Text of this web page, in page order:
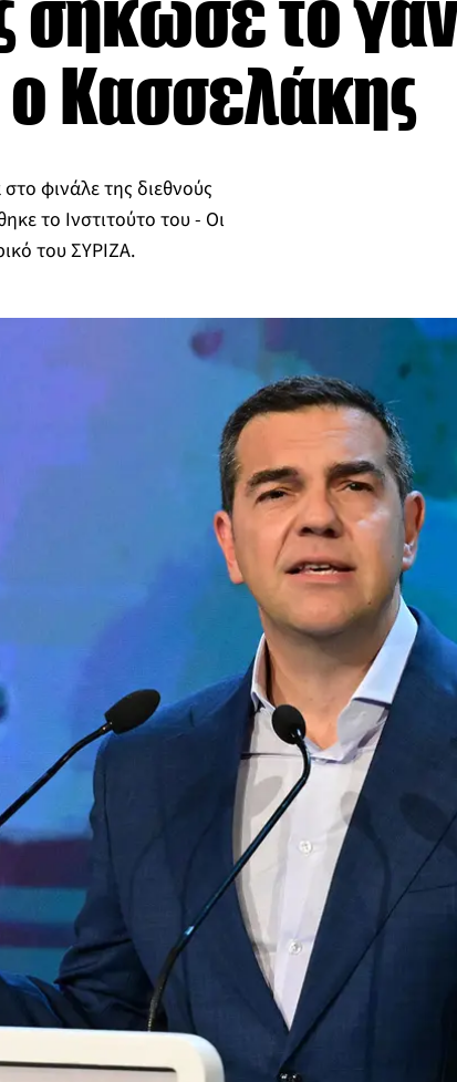
ο Κασσελάκης
φινάλε της διεθνούς
το Ινστιτούτο του - Οι
του ΣΥΡΙΖΑ.